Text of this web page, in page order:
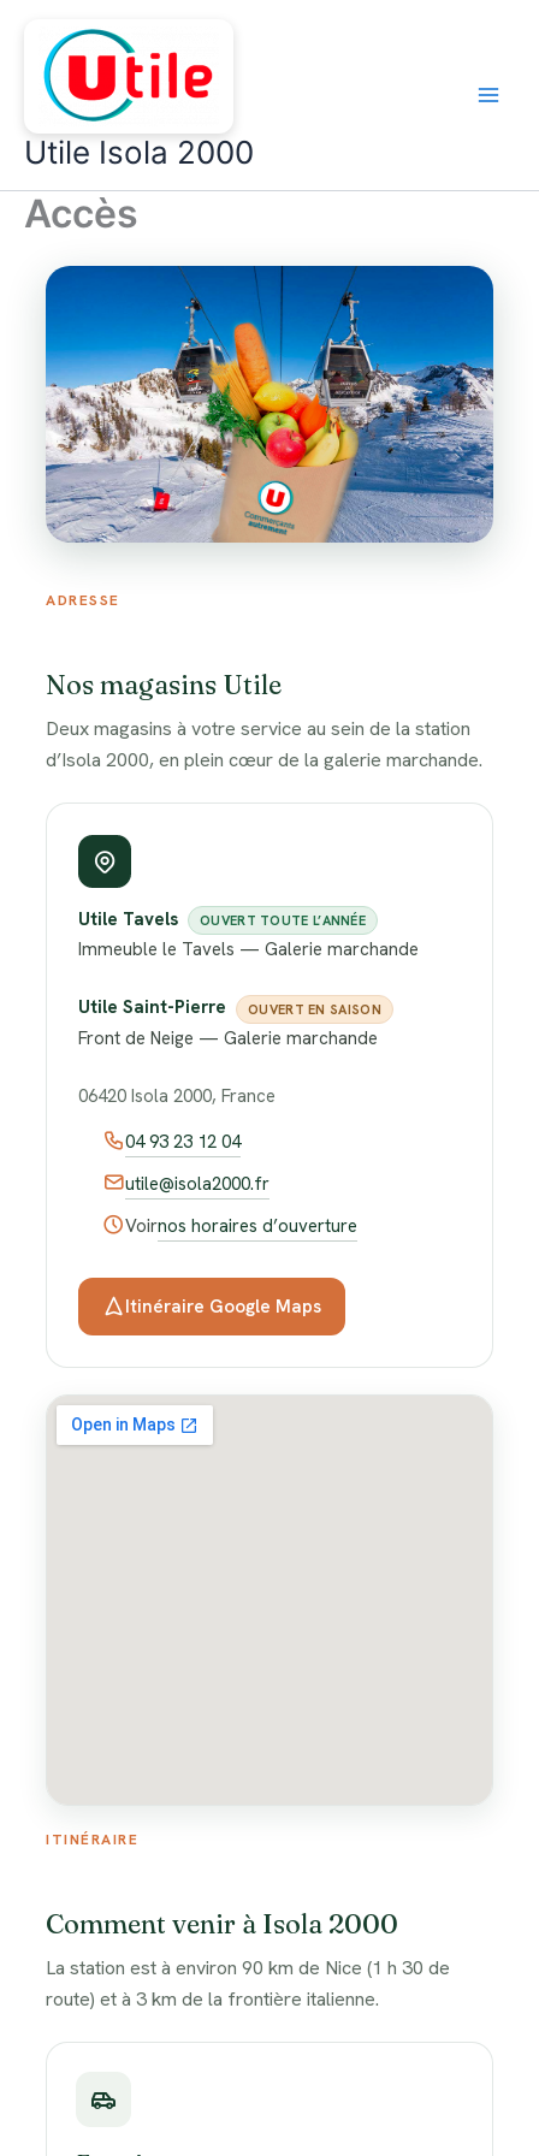
contenu
Utile Isola 2000
Accès
Votre supermarché Utile au cœur de la
station, dans la galerie marchande du Front
de Neige.
ADRESSE
Nos magasins Utile
Deux magasins à votre service au sein de la station
d’Isola 2000, en plein cœur de la galerie marchande.
Utile Tavels OUVERT TOUTE L’ANNÉE
Immeuble le Tavels — Galerie marchande
Utile Saint-Pierre OUVERT EN SAISON
Front de Neige — Galerie marchande
06420 Isola 2000, France
04 93 23 12 04
utile@isola2000.fr
Voirnos horaires d’ouverture
Itinéraire Google Maps
ITINÉRAIRE
Comment venir à Isola 2000
La station est à environ 90 km de Nice (1 h 30 de
route) et à 3 km de la frontière italienne.